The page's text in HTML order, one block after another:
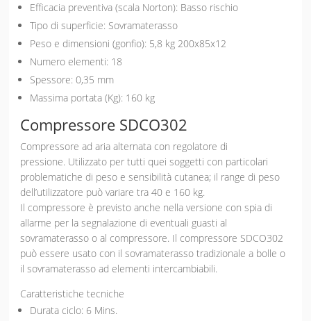
Efficacia preventiva (scala Norton): Basso rischio
Tipo di superficie: Sovramaterasso
Peso e dimensioni (gonfio): 5,8 kg 200x85x12
Numero elementi: 18
Spessore: 0,35 mm
Massima portata (Kg): 160 kg
Compressore SDCO302
Compressore ad aria alternata con regolatore di
pressione. Utilizzato per tutti quei soggetti con particolari
problematiche di peso e sensibilità cutanea; il range di peso
dell’utilizzatore può variare tra 40 e 160 kg.
Il compressore è previsto anche nella versione con spia di
allarme per la segnalazione di eventuali guasti al
sovramaterasso o al compressore. Il compressore SDCO302
può essere usato con il sovramaterasso tradizionale a bolle o
il sovramaterasso ad elementi intercambiabili.
Caratteristiche tecniche
Durata ciclo: 6 Mins.